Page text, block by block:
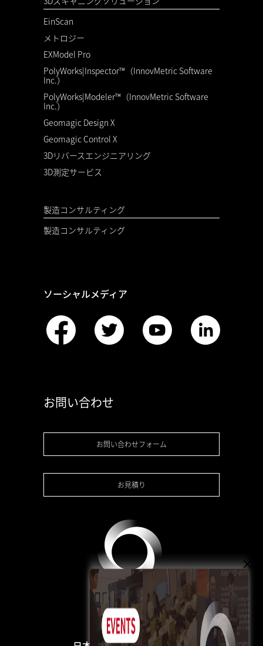
EinScan
メトロジー
EXModel Pro
PolyWorks|Inspector™（InnovMetric Software
Inc.）
PolyWorks|Modeler™（InnovMetric Software
Inc.）
Geomagic Design X
Geomagic Control X
3Dリバースエンジニアリング
3D測定サービス
製造コンサルティング
製造コンサルティング
ソーシャルメディア
お問い合わせ
お問い合わせフォーム
お見積り